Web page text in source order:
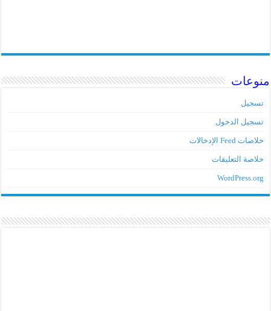
منوعات
تسجيل
تسجيل الدخول
خلاصات Feed الإدخالات
خلاصة التعليقات
WordPress.org